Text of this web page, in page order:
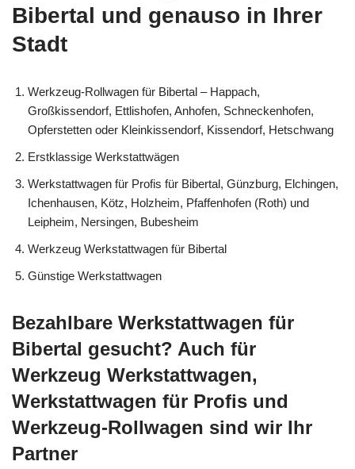
Bibertal und genauso in Ihrer
Stadt
Werkzeug-Rollwagen für Bibertal – Happach,
Großkissendorf, Ettlishofen, Anhofen, Schneckenhofen,
Opferstetten oder Kleinkissendorf, Kissendorf, Hetschwang
Erstklassige Werkstattwägen
Werkstattwagen für Profis für Bibertal, Günzburg, Elchingen,
Ichenhausen, Kötz, Holzheim, Pfaffenhofen (Roth) und
Leipheim, Nersingen, Bubesheim
Werkzeug Werkstattwagen für Bibertal
Günstige Werkstattwagen
Bezahlbare Werkstattwagen für
Bibertal gesucht? Auch für
Werkzeug Werkstattwagen,
Werkstattwagen für Profis und
Werkzeug-Rollwagen sind wir Ihr
Partner